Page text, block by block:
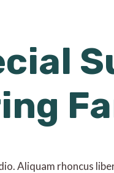
Aliquam rhoncus